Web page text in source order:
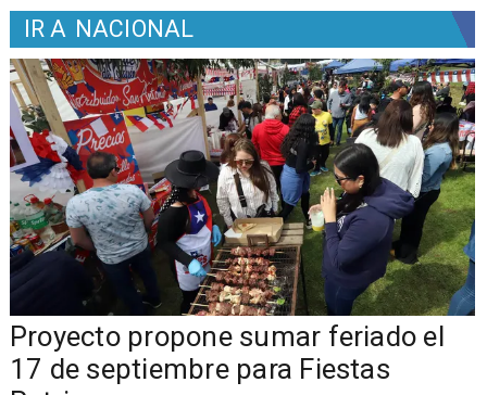
IR A NACIONAL
Proyecto propone sumar feriado el
17 de septiembre para Fiestas